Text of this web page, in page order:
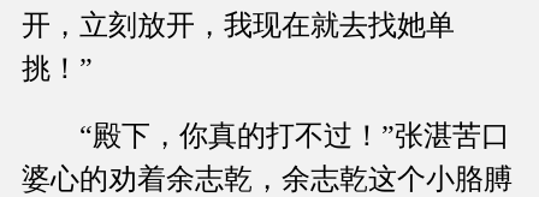
开，立刻放开，我现在就去找她单
挑！”
“殿下，你真的打不过！”张湛苦口
婆心的劝着余志乾，余志乾这个小胳膊